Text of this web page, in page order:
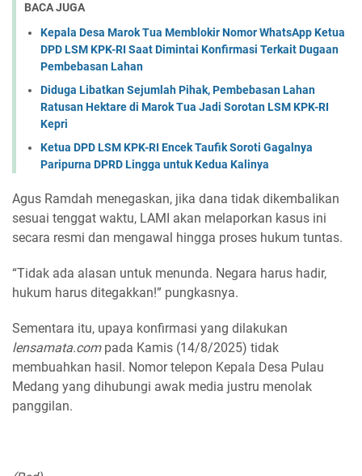
BACA JUGA
Kepala Desa Marok Tua Memblokir Nomor WhatsApp Ketua
DPD LSM KPK-RI Saat Dimintai Konfirmasi Terkait Dugaan
Pembebasan Lahan
Diduga Libatkan Sejumlah Pihak, Pembebasan Lahan
Ratusan Hektare di Marok Tua Jadi Sorotan LSM KPK-RI
Kepri
Ketua DPD LSM KPK-RI Encek Taufik Soroti Gagalnya
Paripurna DPRD Lingga untuk Kedua Kalinya
Agus Ramdah menegaskan, jika dana tidak dikembalikan
sesuai tenggat waktu, LAMI akan melaporkan kasus ini
secara resmi dan mengawal hingga proses hukum tuntas.
“Tidak ada alasan untuk menunda. Negara harus hadir,
hukum harus ditegakkan!” pungkasnya.
Sementara itu, upaya konfirmasi yang dilakukan
lensamata.compada Kamis (14/8/2025) tidak
membuahkan hasil. Nomor telepon Kepala Desa Pulau
Medang yang dihubungi awak media justru menolak
panggilan.